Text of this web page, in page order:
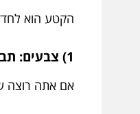
הקטע הוא
1) צבעים: תבחר פלטה ותפסיק להתפזר
אם אתה רוצה